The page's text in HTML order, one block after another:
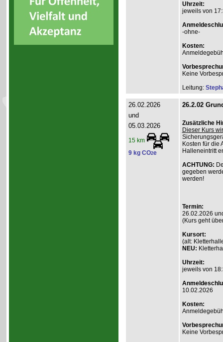
Uhrzeit:
jeweils von
-ohne-
Kosten:
Keine
Leitung:
26.02.2026
und
05.03.2026
15 km
9 kg CO2e
26.2.02
Zusätzliche
Dieser Kurs
Kosten für die
Halleneintritt
ACHTUNG:
gegeben
werden!
Termin:
26.02.2026
(Kurs geht
Kursort:
(alt:
NEU:
Uhrzeit:
jeweils von
10.02.2026
Kosten:
Keine